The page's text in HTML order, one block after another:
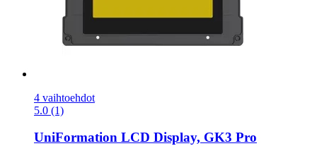
4 vaihtoehdot
5.0 (1)
UniFormation LCD Display, GK3 Pro